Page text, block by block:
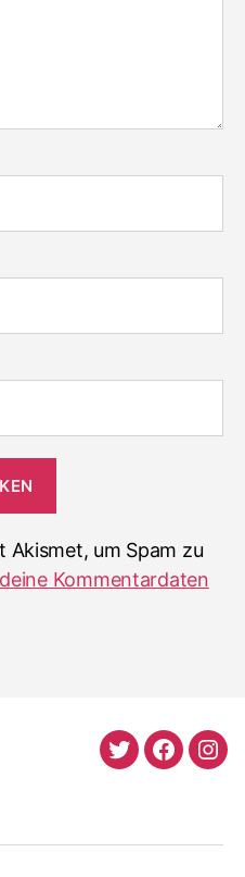
Akismet, um Spam zu
Kommentardaten
Twitter